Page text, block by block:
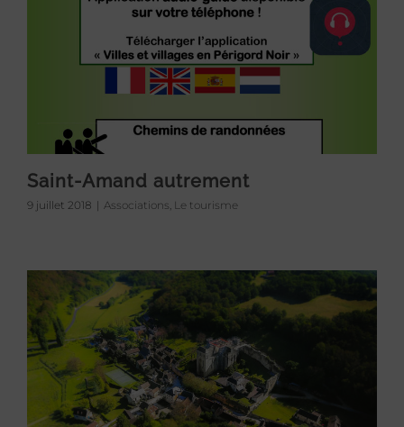
Saint-Amand autrement
9 juillet 2018 | Associations, Le tourisme